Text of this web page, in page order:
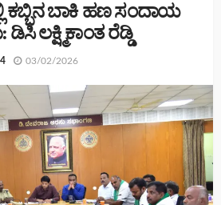
ಕಬ್ಬಿನ ಬಾಕಿ ಹಣ ಸಂದಾಯ
ಲಕ್ಷ್ಮಿಕಾಂತ ರೆಡ್ಡಿ
03/02/2026